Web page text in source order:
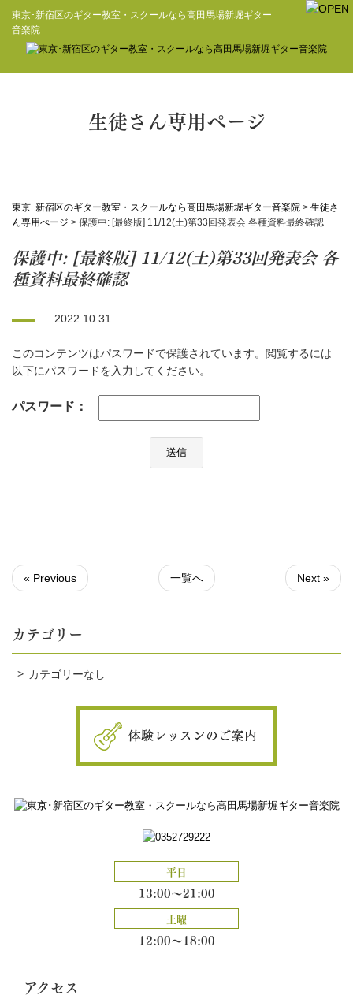
東京･新宿区のギター教室・スクールなら高田馬場新堀ギター
音楽院
生徒さん専用ぺージ
東京･新宿区のギター教室・スクールなら高田馬場新堀ギター音楽院 > 生徒さ
ん専用ぺージ > 保護中: [最終版] 11/12(土)第33回発表会 各種資料最終確認
保護中: [最終版] 11/12(土)第33回発表会 各
種資料最終確認
2022.10.31
このコンテンツはパスワードで保護されています。閲覧するには
以下にパスワードを入力してください。
パスワード：
« Previous 一覧へ Next »
カテゴリー
カテゴリーなし
平日
13:00～21:00
土曜
12:00～18:00
アクセス